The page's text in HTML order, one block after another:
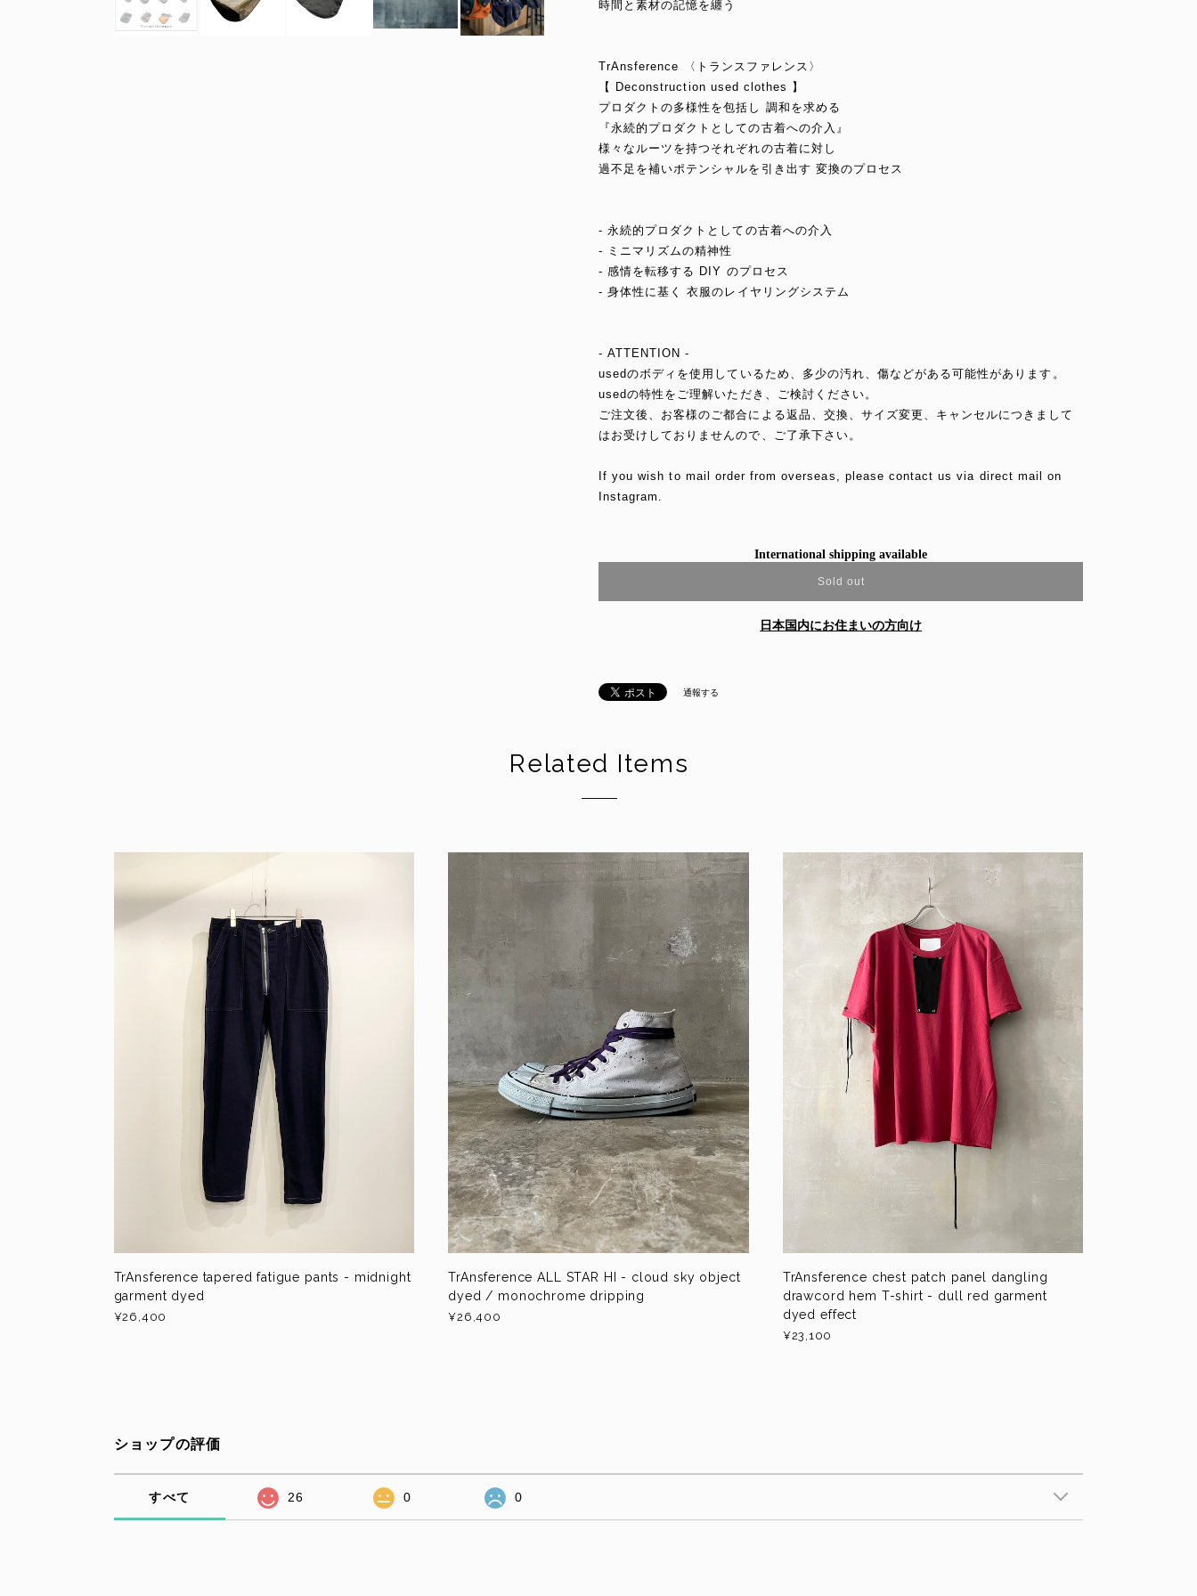
時間と素材の記憶を纏う
TrAnsference 〈トランスファレンス〉
【 Deconstruction used clothes 】
プロダクトの多様性を包括し 調和を求める
『永続的プロダクトとしての古着への介入』
様々なルーツを持つそれぞれの古着に対し
過不足を補いポテンシャルを引き出す 変換のプロセス
- 永続的プロダクトとしての古着への介入
- ミニマリズムの精神性
- 感情を転移する DIY のプロセス
- 身体性に基く 衣服のレイヤリングシステム
- ATTENTION -
usedのボディを使用しているため、多少の汚れ、傷などがある可能性があります。
usedの特性をご理解いただき、ご検討ください。
ご注文後、お客様のご都合による返品、交換、サイズ変更、キャンセルにつきまして
はお受けしておりませんので、ご了承下さい。
If you wish to mail order from overseas, please contact us via direct mail on
Instagram.
International shipping available
Sold out
日本国内にお住まいの方向け
通報する
Related Items
TrAnsference tapered fatigue pants - midnight
garment dyed
¥26,400
TrAnsference ALL STAR HI - cloud sky object
dyed / monochrome dripping
¥26,400
TrAnsference chest patch panel dangling
drawcord hem T-shirt - dull red garment
dyed effect
¥23,100
ショップの評価
すべて 26 0 0